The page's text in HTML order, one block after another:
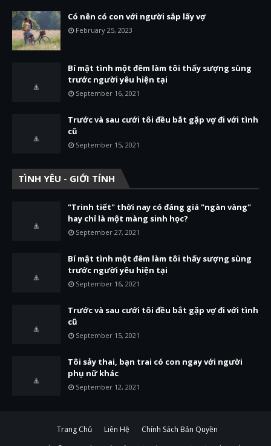
Có nên có con với người sắp lấy vợ
February 25, 2023
Bí mật tình một đêm làm tôi thấy sượng sùng
trước người yêu hiện tại
September 16, 2021
Trước và sau cưới tôi đều bắt gặp vợ đi với tình
cũ
September 15, 2021
TÌNH YÊU - GIỚI TÍNH
"Trinh tiết" thời nay có đáng giá "ngàn vàng"
hay chỉ là một màng sinh học?
September 27, 2021
Bí mật tình một đêm làm tôi thấy sượng sùng
trước người yêu hiện tại
September 16, 2021
Trước và sau cưới tôi đều bắt gặp vợ đi với tình
cũ
September 15, 2021
Tôi sảy thai, bạn trai có con ngay với người
phụ nữ khác
September 12, 2021
Trang Chủ Liên Hệ
Chính Sách Bản Quyền